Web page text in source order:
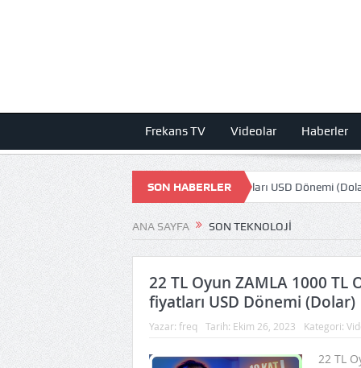
Frekans TV Videolar Haberler
SON HABERLER
1000 TL Olmuş! STEAM Oyun fiyatları USD Dönemi (Dolar)
ANA SAYFA SON TEKNOLOJI
22 TL Oyun ZAMLA 1000 TL
fiyatları USD Dönemi (Dolar)
Yazar: freq Tarih: Ekim 26, 2023 Kategori:
22 TL